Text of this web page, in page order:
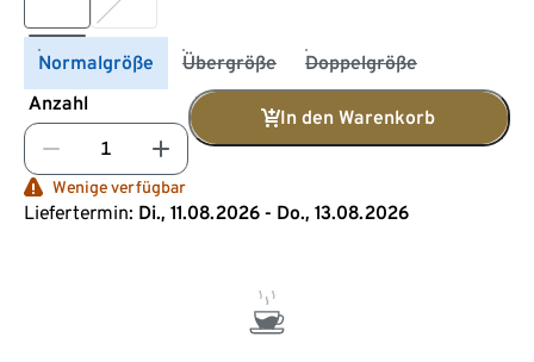
Normalgröße Übergröße
Doppelgröße
Anzahl
In den Warenkorb
Wenige verfügbar
Liefertermin: Di., 11.08.2026 - Do., 13.08.2026